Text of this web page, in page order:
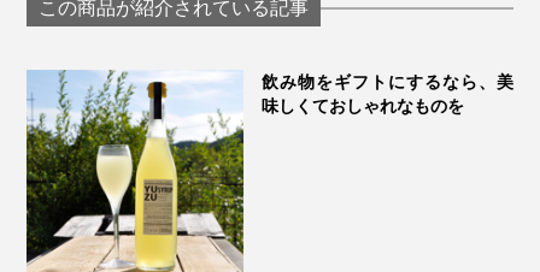
ス
この商品が紹介されている記事
飲み物をギフトにするなら、美
味しくておしゃれなものを